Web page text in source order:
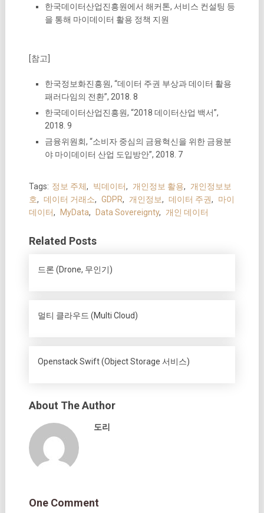
한국데이터산업진흥원에서 해커톤, 서비스 컨설팅 등
을 통해 마이데이터 활용 정책 지원
[참고]
한국정보화진흥원, “데이터 주권 부상과 데이터 활용
패러다임의 전환”, 2018. 8
한국데이터산업진흥원, “2018 데이터산업 백서”,
2018. 9
금융위원회, “소비자 중심의 금융혁신을 위한 금융분
야 마이데이터 산업 도입방안”, 2018. 7
Tags: 정보 주체, 빅데이터, 개인정보 활용,
개인정보보
호, 데이터 거래소, GDPR, 개인정보, 데이터 주권,
마이
데이터, MyData, Data Sovereignty, 개인 데이터
Related Posts
드론 (Drone, 무인기)
멀티 클라우드 (Multi Cloud)
Openstack Swift (Object Storage 서비스)
About The Author
도리
One Comment